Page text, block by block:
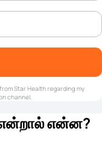
Star Health regarding my
channel.
என்ன?